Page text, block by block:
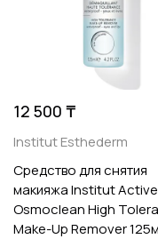
12 500 ₸
Institut Esthederm
Средство для снятия
макияжа Institut Active
Osmoclean High
Make-Up Remover